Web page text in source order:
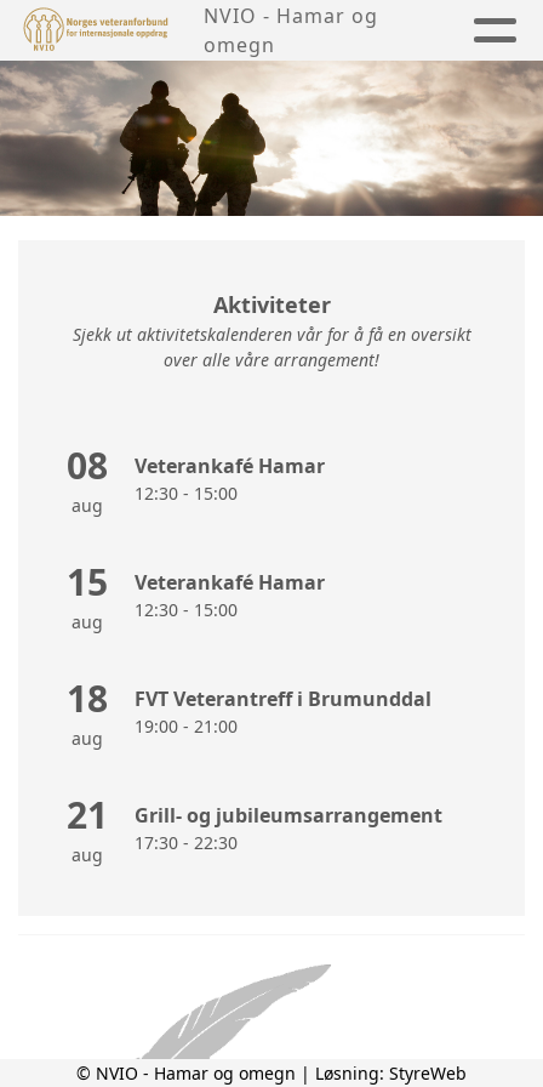
NVIO - Hamar og
omegn
Aktiviteter
Sjekk ut aktivitetskalenderen vår for å få en oversikt
over alle våre arrangement!
08
aug
Veterankafé Hamar
12:30 - 15:00
15
aug
Veterankafé Hamar
12:30 - 15:00
18
aug
FVT Veterantreff i Brumunddal
19:00 - 21:00
21
aug
Grill- og jubileumsarrangement
17:30 - 22:30
© NVIO - Hamar og omegn | Løsning: StyreWeb